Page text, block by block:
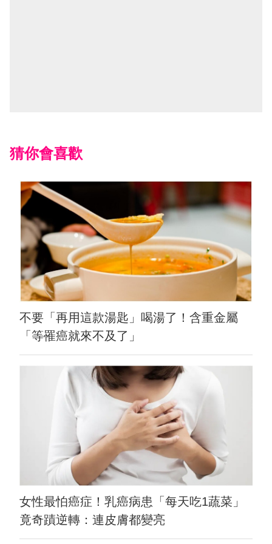
猜你會喜歡
不要「再用這款湯匙」喝湯了！含重金屬
「等罹癌就來不及了」
女性最怕癌症！乳癌病患「每天吃1蔬菜」
竟奇蹟逆轉：連皮膚都變亮